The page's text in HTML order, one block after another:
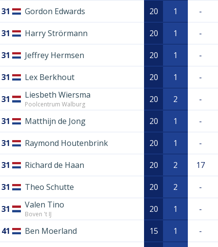
31 Gordon Edwards 20 1 -
31 Harry Strörmann 20 1 -
31 Jeffrey Hermsen 20 1 -
31 Lex Berkhout 20 1 -
31 Liesbeth Wiersma
Poolcentrum Walburg 20 2 -
31 Matthijn de Jong 20 1 -
31 Raymond Houtenbrink 20 1 -
31 Richard de Haan 20 2 17
31 Theo Schutte 20 2 -
31 Valen Tino
Boven 't IJ 20 1 -
41 Ben Moerland 15 1 -